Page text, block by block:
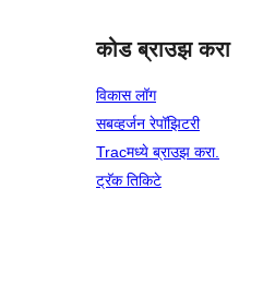
कोड ब्राउझ करा
विकास लॉग
सबव्हर्जन रेपॉझिटरी
Tracमध्ये ब्राउझ करा.
ट्रॅक तिकिटे